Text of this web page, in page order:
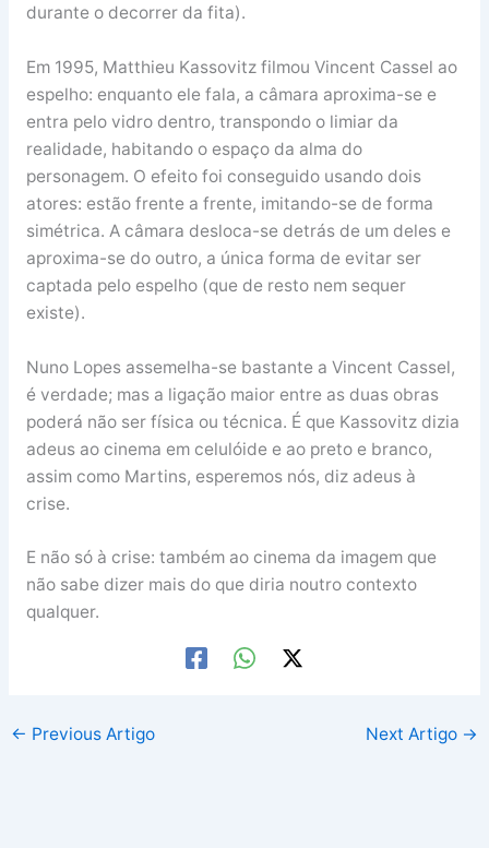
durante o decorrer da fita).
Em 1995, Matthieu Kassovitz filmou Vincent Cassel ao
espelho: enquanto ele fala, a câmara aproxima-se e
entra pelo vidro dentro, transpondo o limiar da
realidade, habitando o espaço da alma do
personagem. O efeito foi conseguido usando dois
atores: estão frente a frente, imitando-se de forma
simétrica. A câmara desloca-se detrás de um deles e
aproxima-se do outro, a única forma de evitar ser
captada pelo espelho (que de resto nem sequer
existe).
Nuno Lopes assemelha-se bastante a Vincent Cassel,
é verdade; mas a ligação maior entre as duas obras
poderá não ser física ou técnica. É que Kassovitz dizia
adeus ao cinema em celulóide e ao preto e branco,
assim como Martins, esperemos nós, diz adeus à
crise.
E não só à crise: também ao cinema da imagem que
não sabe dizer mais do que diria noutro contexto
qualquer.
← Previous Artigo Next Artigo →